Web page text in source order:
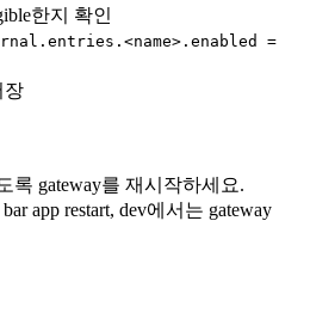
한지 확인
=
장
록 gateway를 재시작하세요.
app restart, dev에서는 gateway